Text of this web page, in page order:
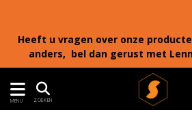
Heeft u vragen over onze
anders, bel dan gerust met
MENU ZOEKEN